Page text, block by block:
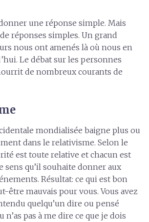
une réponse simple. Mais
réponses simples. Un grand
nous ont amenés là où nous en
Le débat sur les personnes
de nombreux courants de
mondialisée baigne plus ou
dans le relativisme. Selon le
est toute relative et chacun est
sens qu’il souhaite donner aux
Résultat: ce qui est bon
être mauvais pour vous. Vous avez
quelqu’un dire ou pensé
n’as pas à me dire ce que je dois